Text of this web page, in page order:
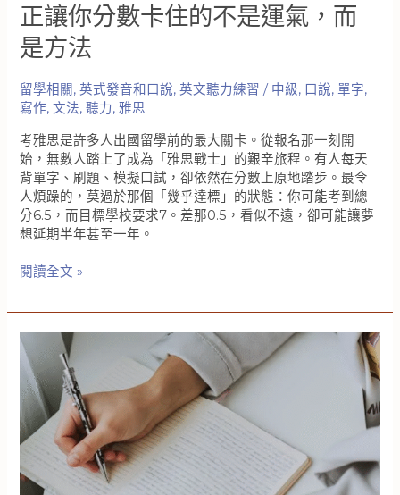
福
呢？
這
文
章
訴
你
你
應
該
要
麼
選
擇！
正讓你分數卡住的不是運氣，而
是方法
留學相關,英式發音和口說,英文聽力練習 / 中級, 口說,單字,
寫作,文法,聽力,雅思
考雅思是許多人出國留學前的最大關卡。從報名那一刻開
始，無數人踏上了成為「雅思戰士」的艱辛旅程。有人每天
背單字、刷題、模擬口試，卻依然在分數上原地踏步。最令
人煩躁的，莫過於那個「幾乎達標」的狀態：你可能考到總
分6.5，而目標學校要求7。差那0.5，看似不遠，卻可能讓夢
想延期半年甚至一年。
每
雅
戰
士
都
懂
的
痛：
明
閱讀全文 »